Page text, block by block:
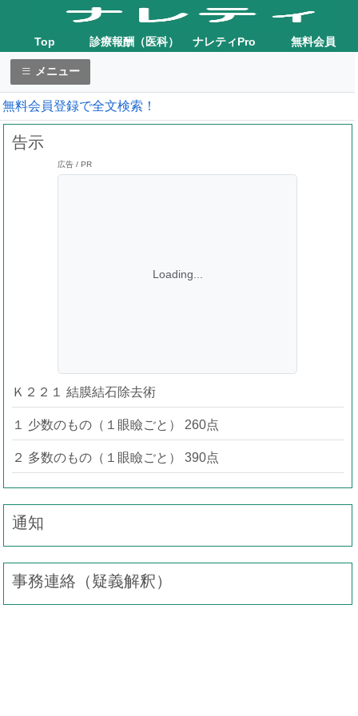
Top 診療報酬（医科） ナレティPro 無料会員
メニュー
無料会員登録で全文検索！
告示
広告 / PR
Loading...
Ｋ２２１ 結膜結石除去術
１ 少数のもの（１眼瞼ごと） 260点
２ 多数のもの（１眼瞼ごと） 390点
通知
事務連絡（疑義解釈）